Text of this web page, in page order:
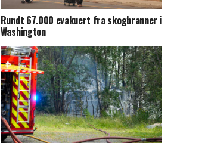
Rundt 67.000 evakuert fra skogbranner i
Washington